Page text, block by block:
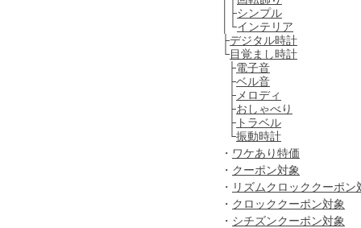
│├シンプル
│└インテリア
├デジタル時計
└目覚まし時計
├電子音
├ベル音
├ メロディ
├おしゃべり
├ トラベル
└振動時計
・ ワケあり特価
・ クーポン対象
・ リズムクロッククーポン
・ クロッククーポン対象
・ シチズンクーポン対象